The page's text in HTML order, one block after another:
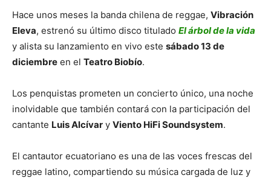
Hace unos meses la banda chilena de reggae, Vibración
Eleva, estrenó su último disco titulado El árbol de la vida
y alista su lanzamiento en vivo este sábado 13 de
diciembre en el Teatro Biobío.
Los penquistas prometen un concierto único, una noche
inolvidable que también contará con la participación del
cantante Luis Alcívar y Viento HiFi Soundsystem.
El cantautor ecuatoriano es una de las voces frescas del
reggae latino, compartiendo su música cargada de luz y